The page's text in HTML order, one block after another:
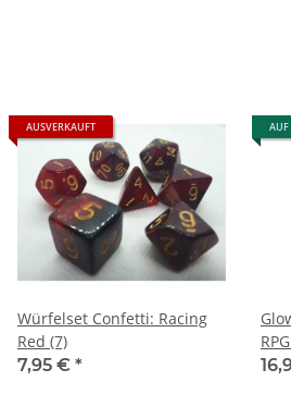
AUSVERKAUFT
Würfelset Confetti: Racing
Red (7)
7,95 € *
AUF